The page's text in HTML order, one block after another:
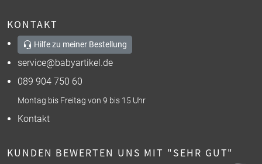
KONTAKT
Hilfe zu meiner Bestellung
service@babyartikel.de
089 904 750 60
Montag bis Freitag von 9 bis 15 Uhr
Kontakt
KUNDEN BEWERTEN UNS MIT "SEHR GUT"